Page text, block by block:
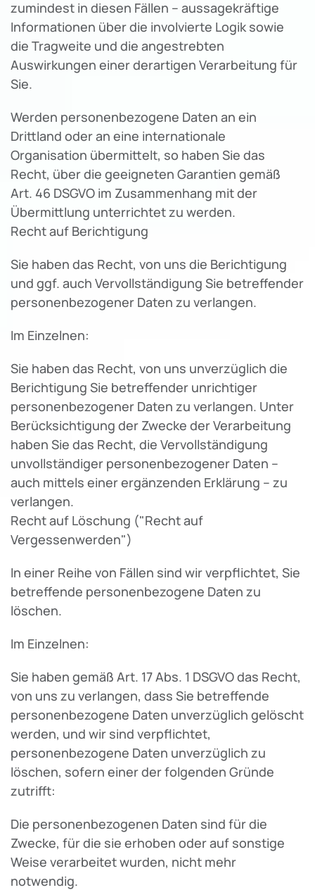
zumindest in diesen Fällen – aussagekräftige
Informationen über die involvierte Logik sowie
die Tragweite und die angestrebten
Auswirkungen einer derartigen Verarbeitung für
Sie.
Werden personenbezogene Daten an ein
Drittland oder an eine internationale
Organisation übermittelt, so haben Sie das
Recht, über die geeigneten Garantien gemäß
Art. 46 DSGVO im Zusammenhang mit der
Übermittlung unterrichtet zu werden.
Recht auf Berichtigung
Sie haben das Recht, von uns die Berichtigung
und ggf. auch Vervollständigung Sie betreffender
personenbezogener Daten zu verlangen.
Im Einzelnen:
Sie haben das Recht, von uns unverzüglich die
Berichtigung Sie betreffender unrichtiger
personenbezogener Daten zu verlangen. Unter
Berücksichtigung der Zwecke der Verarbeitung
haben Sie das Recht, die Vervollständigung
unvollständiger personenbezogener Daten –
auch mittels einer ergänzenden Erklärung – zu
verlangen.
Recht auf Löschung ("Recht auf
Vergessenwerden")
In einer Reihe von Fällen sind wir verpflichtet, Sie
betreffende personenbezogene Daten zu
löschen.
Im Einzelnen:
Sie haben gemäß Art. 17 Abs. 1 DSGVO das Recht,
von uns zu verlangen, dass Sie betreffende
personenbezogene Daten unverzüglich gelöscht
werden, und wir sind verpflichtet,
personenbezogene Daten unverzüglich zu
löschen, sofern einer der folgenden Gründe
zutrifft:
Die personenbezogenen Daten sind für die
Zwecke, für die sie erhoben oder auf sonstige
Weise verarbeitet wurden, nicht mehr
notwendig.